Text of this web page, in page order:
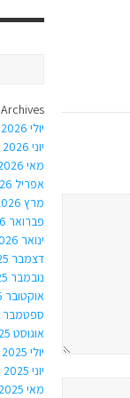
Archives
יולי 2026
יוני 2026
מאי 2026
אפריל 2026
מרץ 2026
פברואר 2026
ינואר 2026
דצמבר 2025
נובמבר 2025
אוקטובר 2025
ספטמבר 2025
אוגוסט 2025
יולי 2025
יוני 2025
מאי 2025